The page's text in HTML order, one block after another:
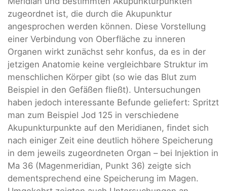
zugeordnet ist, die durch die Akupunktur
angesprochen werden können. Diese Vorstellung
einer Verbindung von Oberfläche zu inneren
Organen wirkt zunächst sehr konfus, da es in der
jetzigen Anatomie keine vergleichbare Struktur im
menschlichen Körper gibt (so wie das Blut zum
Beispiel in den Gefäßen fließt). Untersuchungen
haben jedoch interessante Befunde geliefert: Spritzt
man zum Beispiel Jod 125 in verschiedene
Akupunkturpunkte auf den Meridianen, findet sich
nach einiger Zeit eine deutlich höhere Speicherung
in dem jeweils zugeordneten Organ – bei Injektion in
Ma 36 (Magenmeridian, Punkt 36) zeigte sich
dementsprechend eine Speicherung im Magen.